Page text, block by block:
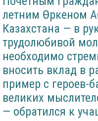
летним Өркеном
Казахстана — в
трудолюбивой
необходимо
вносить вклад в
пример с героев-
великих
— обратился к